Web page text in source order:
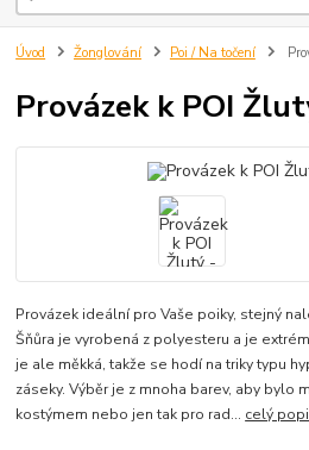
Úvod Žonglování Poi / Na točení
Provázek k POI
Provázek ideální pro Vaše poiky, stejný
Šňůra je vyrobená z polyesteru a je
je ale měkká, takže se hodí na triky typu
záseky. Výběr je z mnoha barev, aby bylo
kostýmem nebo jen tak pro rad... celý